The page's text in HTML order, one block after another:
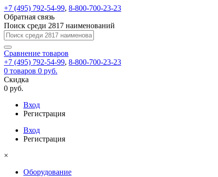
+7 (495) 792-54-99, 8-800-700-23-23
Обратная связь
Поиск среди 2817 наименований
Сравнение товаров
+7 (495) 792-54-99, 8-800-700-23-23
0 товаров 0 руб.
Скидка
0 руб.
Вход
Регистрация
Вход
Регистрация
×
Оборудование